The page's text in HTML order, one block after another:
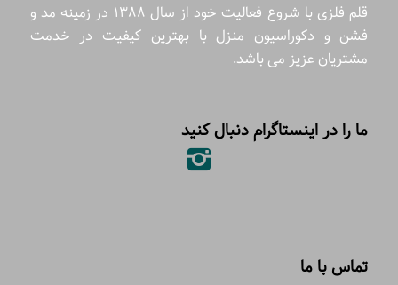
قلم فلزی با شروع فعالیت خود از سال 1388 در زمینه مد و
فشن و دکوراسیون منزل با بهترین کیفیت در خدمت
مشتریان عزیز می باشد.
ما را در اینستاگرام دنبال کنید
تماس با ما